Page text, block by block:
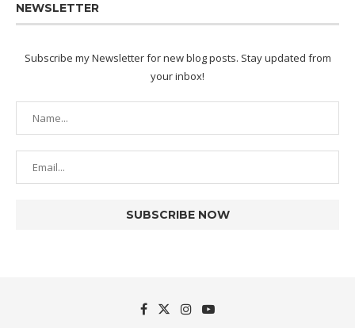
NEWSLETTER
Subscribe my Newsletter for new blog posts. Stay updated from
your inbox!